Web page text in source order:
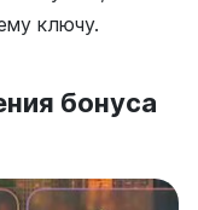
ключу.
бонуса